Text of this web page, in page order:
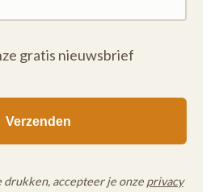
gratis nieuwsbrief
accepteer je onze privacy